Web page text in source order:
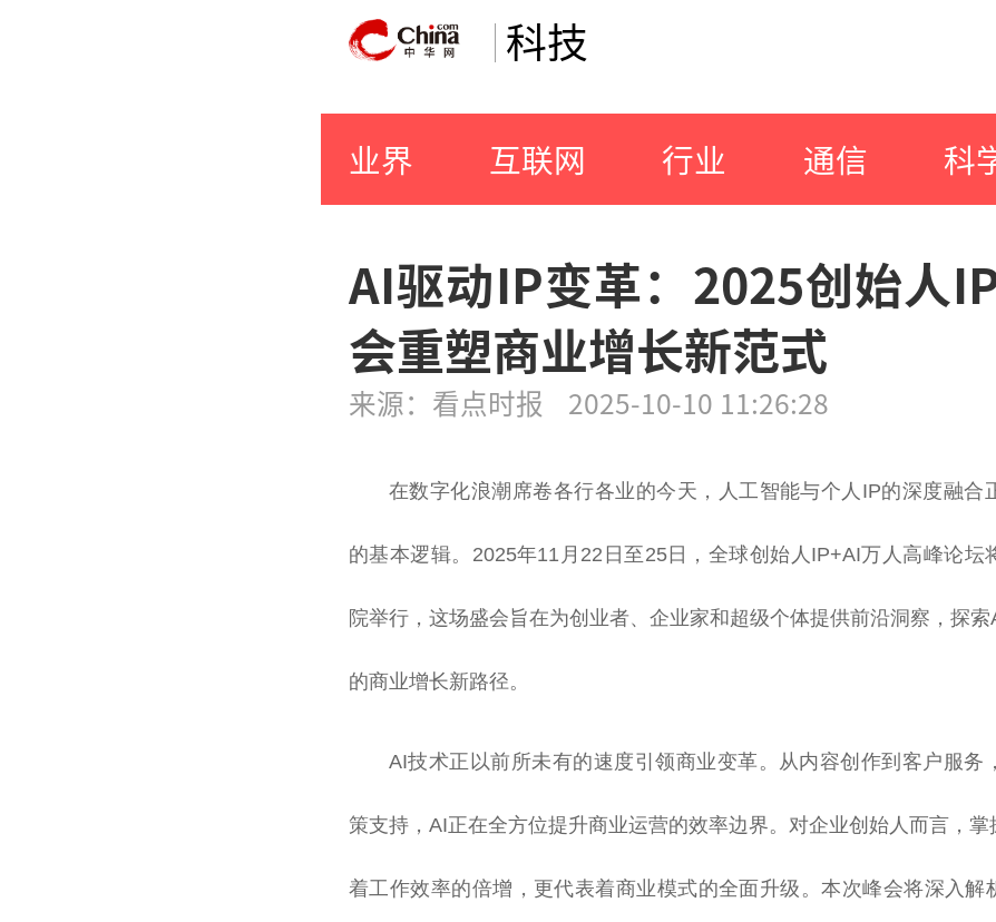
科技
业界 互联网 行业 通信 科
AI驱动IP变革：2025创始人
会重塑商业增长新范式
来源：看点时报 2025-10-10 11:26:28
在数字化浪潮席卷各行各业的今天，人工智能与个人IP的深度融合
的基本逻辑。2025年11月22日至25日，全球创始人IP+AI万人高峰论坛
院举行，这场盛会旨在为创业者、企业家和超级个体提供前沿洞察，探
的商业增长新路径。
AI技术正以前所未有的速度引领商业变革。从内容创作到客户服务
策支持，AI正在全方位提升商业运营的效率边界。对企业创始人而言，掌
着工作效率的倍增，更代表着商业模式的全面升级。本次峰会将深入解